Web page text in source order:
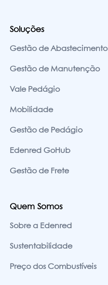
Soluções
Gestão de Abastecimento
Gestão de Manutenção
Vale Pedágio
Mobilidade
Gestão de Pedágio
Edenred GoHub
Gestão de Frete
Quem Somos
Sobre a Edenred
Sustentabilidade
Preço dos Combustíveis